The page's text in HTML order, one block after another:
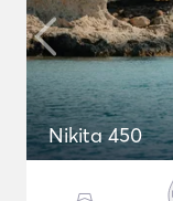
Nikita 450